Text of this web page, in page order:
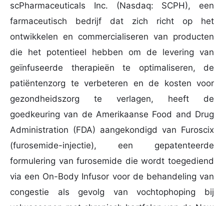
scPharmaceuticals Inc. (Nasdaq: SCPH), een
farmaceutisch bedrijf dat zich richt op het
ontwikkelen en commercialiseren van producten
die het potentieel hebben om de levering van
geïnfuseerde therapieën te optimaliseren, de
patiëntenzorg te verbeteren en de kosten voor
gezondheidszorg te verlagen, heeft de
goedkeuring van de Amerikaanse Food and Drug
Administration (FDA) aangekondigd van Furoscix
(furosemide-injectie), een gepatenteerde
formulering van furosemide die wordt toegediend
via een On-Body Infusor voor de behandeling van
congestie als gevolg van vochtophoping bij